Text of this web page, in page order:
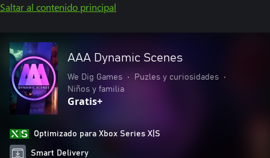
Saltar al contenido principal
AAA Dynamic Scenes
We Dig Games • Puzles y curiosidades
•
Niños y familia
Gratis+
Optimizado para Xbox Series X|S
Smart Delivery